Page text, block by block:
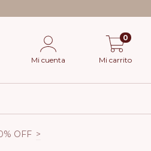
Mi cuenta Mi carrito
0
OFF >